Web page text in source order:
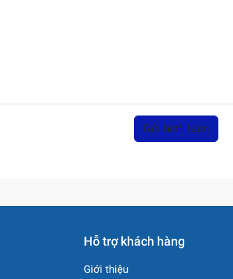
Gửi bình luận
Hỗ trợ khách hàng
Giới thiệu